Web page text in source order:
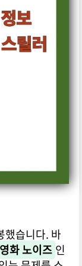
했습니다. 바
영화 노이즈 인